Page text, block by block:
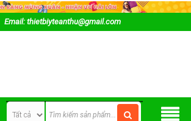
Email: thietbiyteanthu@gmail.com